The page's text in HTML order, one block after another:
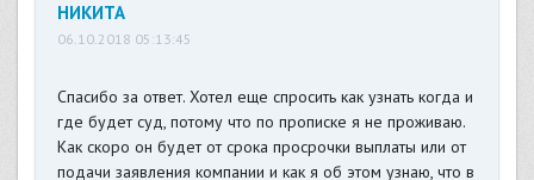
НИКИТА
06.10.2018 05:13:45
Спасибо за ответ. Хотел еще спросить как узнать когда и
где будет суд, потому что по прописке я не проживаю.
Как скоро он будет от срока просрочки выплаты или от
подачи заявления компании и как я об этом узнаю, что в